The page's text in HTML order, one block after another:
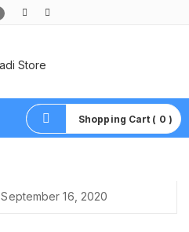
Shopping Cart ( 0 )
September 16, 2020